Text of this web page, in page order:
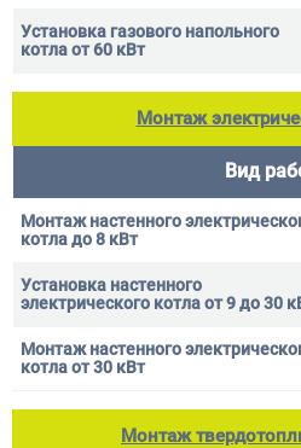
Монтаж
Вид
Монтаж